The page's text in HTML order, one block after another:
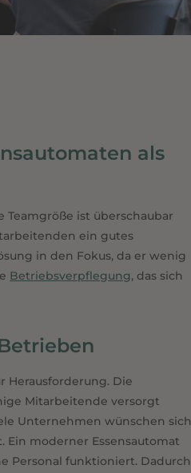
als
ist überschaubar
ein gutes
in den Fokus, da er wenig
Betriebsverpflegung, das sich
Herausforderung. Die
Mitarbeitende versorgt
Unternehmen wünschen sich
moderner Essensautomat
Personal funktioniert. Dadurch